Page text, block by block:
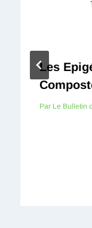
Les
Par Le Bulletin